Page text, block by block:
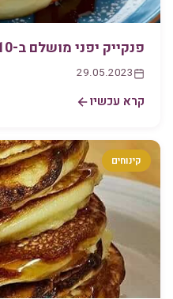
פנקייק יפני מושלם ב-10 דקות
29.05.2023
קרא עכשיו
קינוחים